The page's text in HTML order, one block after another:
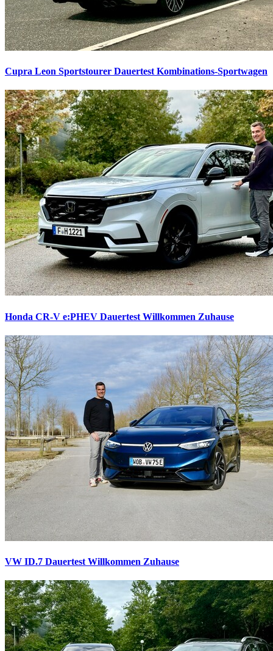
Cupra Leon Sportstourer Dauertest Kombinations-Sportwagen
Honda CR-V e:PHEV Dauertest Willkommen Zuhause
VW ID.7 Dauertest Willkommen Zuhause